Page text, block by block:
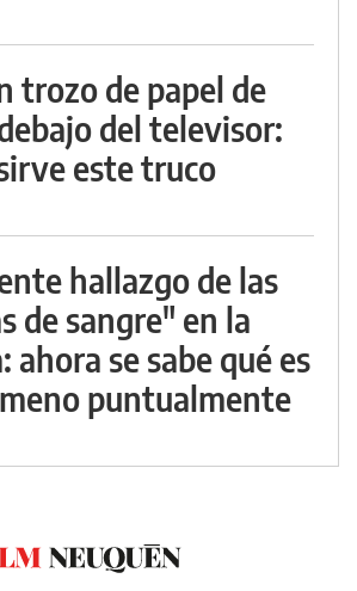
trozo de papel de
del televisor:
este truco
hallazgo de las
de sangre" en la
se sabe qué es
puntualmente